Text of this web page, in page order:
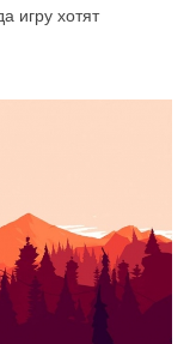
игру хотят